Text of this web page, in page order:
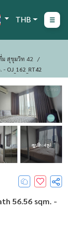
THB
ม สุขุมวิท 42
OJ_162_RT42
ดูรูปอีก : 4 รูป
56.56 sqm. -